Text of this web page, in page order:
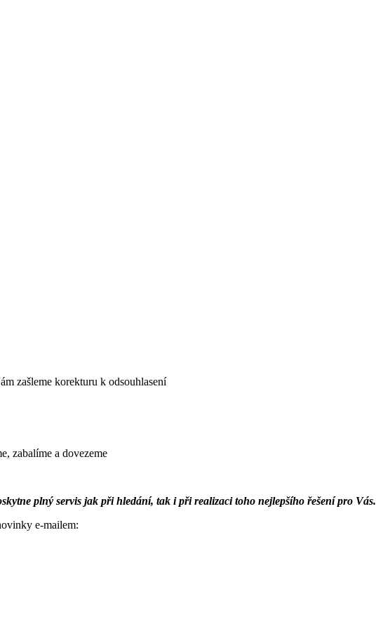
zašleme korekturu k odsouhlasení
zabalíme a dovezeme
plný servis jak při hledání, tak i při realizaci toho nejlepšího řešení pro Vás.
e-mailem: